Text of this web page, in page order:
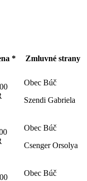
* Zmluvné strany
Obec Búč
Szendi Gabriela
Obec Búč
Csenger Orsolya
Obec Búč